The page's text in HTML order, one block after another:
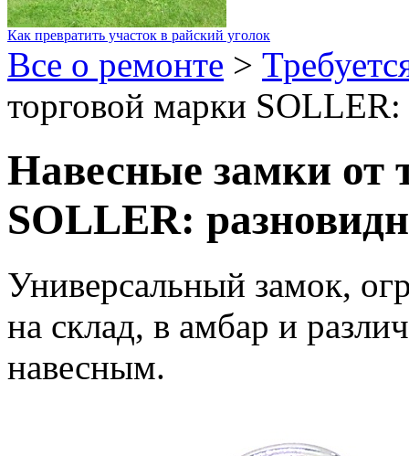
Как превратить участок в райский уголок
Все о ремонте >
торговой марки
Навесные замки от
SOLLER:
Универсальный замок,
на склад, в амбар и
навесным.